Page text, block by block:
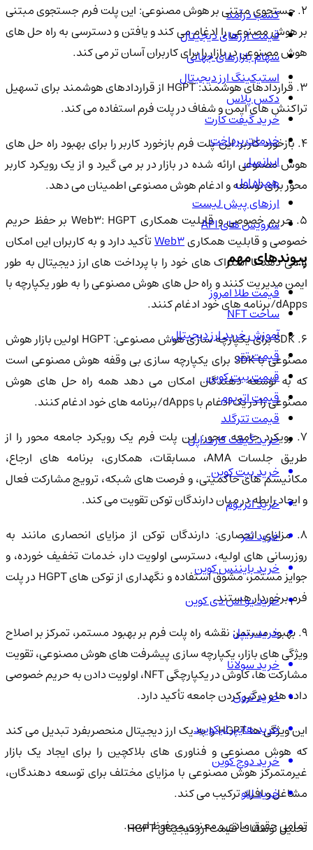
2. جستجوی مبتنی بر هوش مصنوعی: این پلت فرم جستجوی مبتنی
بر هوش مصنوعی را ادغام می کند و یافتن و دسترسی به راه حل های
هوش مصنوعی در بازار را برای کاربران آسان تر می کند.
3. قراردادهای هوشمند: HGPT از قراردادهای هوشمند برای تسهیل
تراکنش های ایمن و شفاف در پلت فرم استفاده می کند.
4. بازخورد کاربر: این پلت فرم بازخورد کاربر را برای بهبود راه حل های
هوش مصنوعی ارائه شده در بازار در بر می گیرد و از یک رویکرد کاربر
محور برای توسعه و ادغام هوش مصنوعی اطمینان می دهد.
5. حریم خصوصی و قابلیت همکاری Web3: HGPT بر حفظ حریم
خصوصی و قابلیت همکاریWeb3تأکید دارد و به کاربران این امکان
را می دهد تا اشتراک های خود را با پرداخت های ارز دیجیتال به طور
ایمن مدیریت کنند و راه حل های هوش مصنوعی را به طور یکپارچه با
dApps/برنامه های خود ادغام کنند.
6. SDK برای یکپارچه سازی هوش مصنوعی: HGPT اولین بازار هوش
مصنوعی با SDK برای یکپارچه سازی بی وقفه هوش مصنوعی است
که به توسعه دهندگان امکان می دهد همه راه حل های هوش
مصنوعی را در یک ادغام با dApps/برنامه های خود ادغام کنند.
7. رویکرد جامعه محور: این پلت فرم یک رویکرد جامعه محور را از
طریق جلسات AMA، مسابقات، همکاری، برنامه های ارجاع،
مکانیسم های حاکمیتی، و فرصت های شبکه، ترویج مشارکت فعال
و ایجاد رابطه در میان دارندگان توکن تقویت می کند.
8. مزایای انحصاری: دارندگان توکن از مزایای انحصاری مانند به
روزرسانی های اولیه، دسترسی اولویت دار، خدمات تخفیف خورده، و
جوایز مستمر، مشوق استفاده و نگهداری از توکن های HGPT در پلت
فرم برخوردار هستند.
9. بهبود مستمر: نقشه راه پلت فرم بر بهبود مستمر، تمرکز بر اصلاح
ویژگی های بازار، یکپارچه سازی پیشرفت های هوش مصنوعی، تقویت
مشارکت ها، کاوش در یکپارچگی NFT، اولویت دادن به حریم خصوصی
داده ها و درگیر کردن جامعه تأکید دارد.
این ویژگی ها HGPT را به یک ارز دیجیتال منحصربفرد تبدیل می کند
که هوش مصنوعی و فناوری های بلاکچین را برای ایجاد یک بازار
غیرمتمرکز هوش مصنوعی با مزایای مختلف برای توسعه دهندگان،
مشاغل و افراد ترکیب می کند.
تحلیل نوسانات قیمت ارز دیجیتال HGPT
کسب درآمد
قیمت ارزهای دیجیتال
سهام بازارهای جهانی
استیکینگ ارز دیجیتال
دکس پلاس
خرید گیفت کارت
خدمات پرداخت
ایرانسل
همراه اول
ارزهای پیش لیست
سرویس های API
پیوندهای مهم
قیمت طلا امروز
ساخت NFT
آموزش خرید ارز دیجیتال
قیمت تتر
قیمت بیت کوین
قیمت اتریوم
قیمت تترگلد
خرید گیفت کارت اپل
خرید بیت کوین
خرید اتریوم
خرید تتر
خرید بایننس کوین
خرید یو اس دی کوین
خرید ریپل
خرید سولانا
خرید ترون
خرید هایپر لیکویید
خرید دوج کوین
خرید لئو
تمامی حقوق مادی و معنوی محفوظ است.